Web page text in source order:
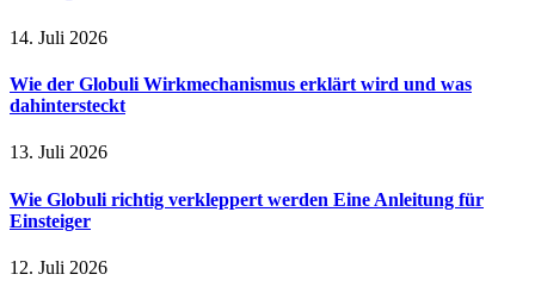
14. Juli 2026
Wie der Globuli Wirkmechanismus erklärt wird und was
dahintersteckt
13. Juli 2026
Wie Globuli richtig verkleppert werden Eine Anleitung für
Einsteiger
12. Juli 2026